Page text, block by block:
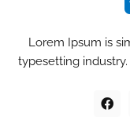
Lorem Ipsum is
typesetting